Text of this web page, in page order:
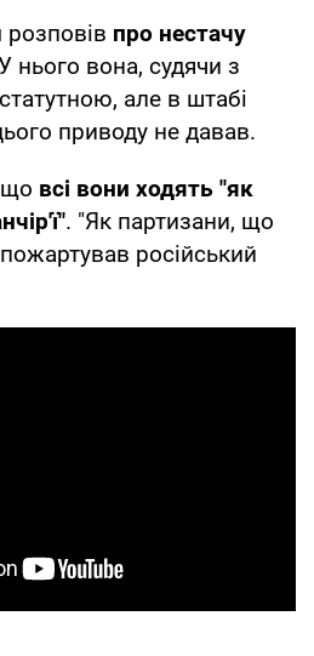
розповів про нестачу
нього вона, судячи з
але в штабі
приводу не давав.
всі вони ходять "як
. "Як партизани, що
російський